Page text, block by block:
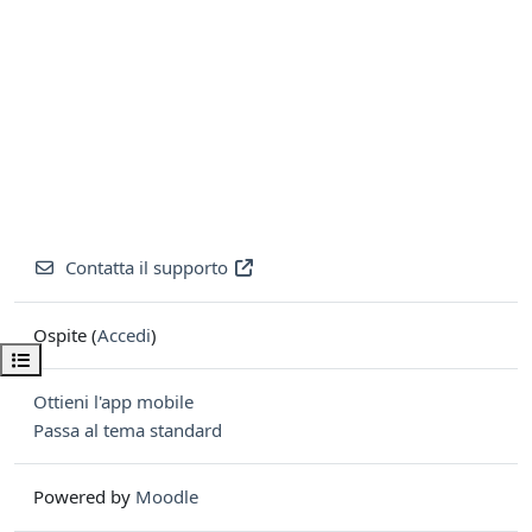
Apri indice del corso
Contatta il supporto
Ospite (Accedi)
Ottieni l'app mobile
Passa al tema standard
Powered by Moodle